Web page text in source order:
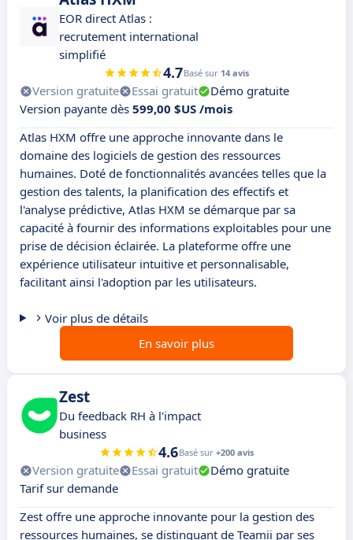
EOR direct Atlas :
recrutement international
simplifié
4.7Basé sur 14 avis
Version gratuite Essai gratuit
Démo gratuite
Version payante dès 599,00 $US /mois
Atlas HXM offre une approche innovante dans le
domaine des logiciels de gestion des ressources
humaines. Doté de fonctionnalités avancées telles que la
gestion des talents, la planification des effectifs et
l'analyse prédictive, Atlas HXM se démarque par sa
capacité à fournir des informations exploitables pour une
prise de décision éclairée. La plateforme offre une
expérience utilisateur intuitive et personnalisable,
facilitant ainsi l'adoption par les utilisateurs.
Voir plus de détails
En savoir plus
Zest
Du feedback RH à l'impact
business
4.6Basé sur +200 avis
Version gratuite Essai gratuit
Démo gratuite
Tarif sur demande
Zest offre une approche innovante pour la gestion des
ressources humaines, se distinguant de Teamii par ses